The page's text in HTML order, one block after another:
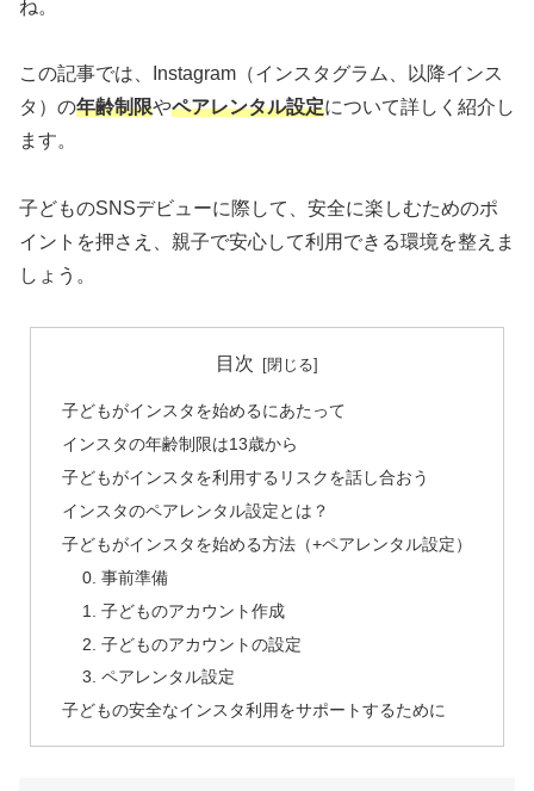
ね。
この記事では、Instagram（インスタグラム、以降インス
タ）の年齢制限やペアレンタル設定について詳しく紹介し
ます。
子どものSNSデビューに際して、安全に楽しむためのポ
イントを押さえ、親子で安心して利用できる環境を整えま
しょう。
目次
子どもがインスタを始めるにあたって
インスタの年齢制限は13歳から
子どもがインスタを利用するリスクを話し合おう
インスタのペアレンタル設定とは？
子どもがインスタを始める方法（+ペアレンタル設定）
0. 事前準備
1. 子どものアカウント作成
2. 子どものアカウントの設定
3. ペアレンタル設定
子どもの安全なインスタ利用をサポートするために